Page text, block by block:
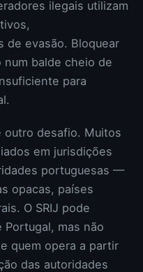
ilegais utilizam
de evasão. Bloquear
num balde cheio de
para
outro desafio. Muitos
em jurisdições
portuguesas —
opacas, países
O SRIJ pode
mas não
quem opera a partir
das autoridades